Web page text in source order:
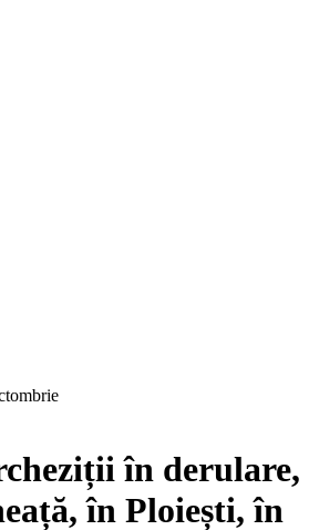
în derulare,
în Ploiești, în